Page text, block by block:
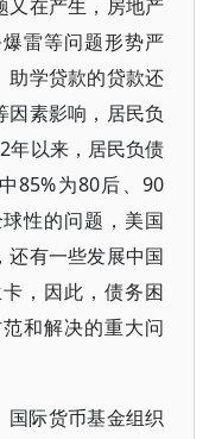
又在产生，房地产
雷等问题形势严
助学贷款的贷款还
素影响，居民负
年以来，居民负债
85%为80后、90
性的问题，美国
还有一些发展中国
，因此，债务困
和解决的重大问
国际货币基金组织